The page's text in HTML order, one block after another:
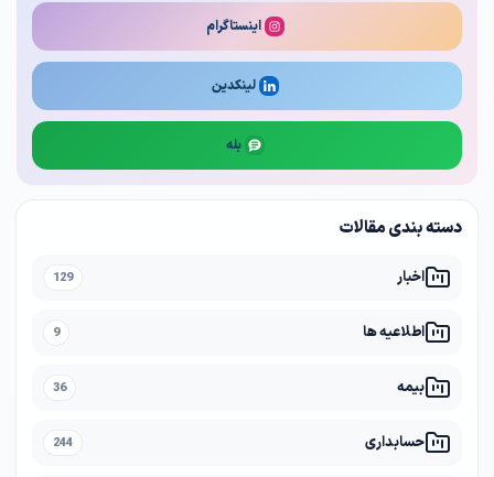
اینستاگرام
لینکدین
بله
دسته بندی مقالات
اخبار 129
اطلاعیه ها 9
بیمه 36
حسابداری 244